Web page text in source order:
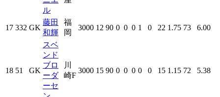
ル
17 332 GK
藤田
和輝
福
岡
3000 12 90 0 0 0 1 0 22 1.75 73 6.00
18 51 GK
スベ
ンド
ブロ
ーダ
ーセ
川
崎F
3000 15 90 0 0 0 0 0 15 1.15 72 5.38